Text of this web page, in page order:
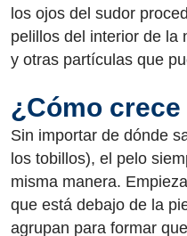
los ojos del sudor
pelillos del interior de la
y otras partículas que
¿Cómo
Sin importar de dónde
los tobillos), el pelo
misma manera.
que está debajo de la
agrupan para formar